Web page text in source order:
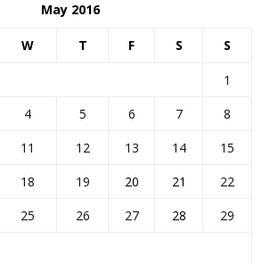
May 2016
W T F S S
1
4 5 6 7
8
11 12 13 14
15
18 19 20 21
22
25 26 27 28
29